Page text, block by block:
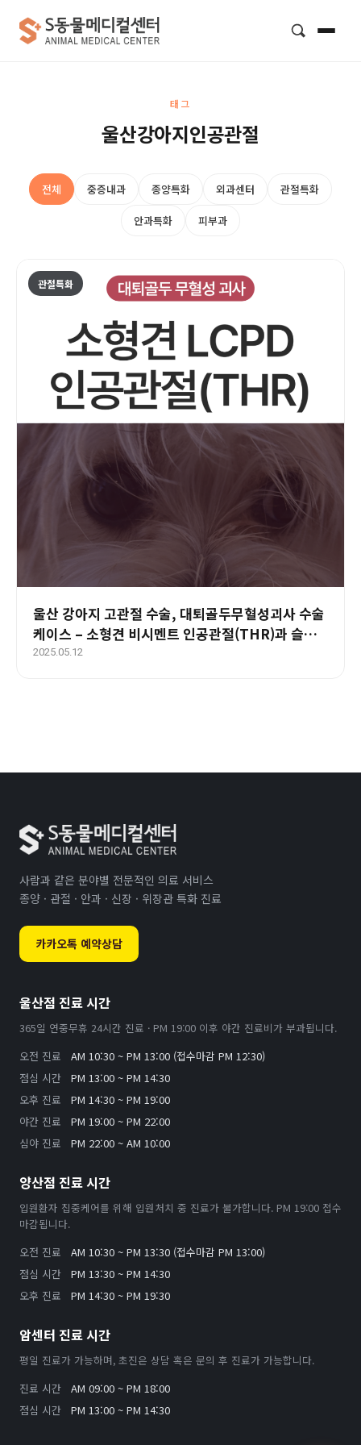
태그
울산강아지인공관절
전체 중증내과 종양특화 외과센터 관절특화
안과특화 피부과
관절특화
울산 강아지 고관절 수술, 대퇴골두무혈성괴사 수술
케이스 – 소형견 비시멘트 인공관절(THR)과 슬개
골탈구 동시 치료
2025.05.12
사람과 같은 분야별 전문적인 의료 서비스
종양 · 관절 · 안과 · 신장 · 위장관 특화 진료
카카오톡 예약상담
울산점 진료 시간
365일 연중무휴 24시간 진료 · PM 19:00 이후 야간 진료비가 부과됩니다.
오전 진료
AM 10:30 ~ PM 13:00 (접수마감 PM 12:30)
점심 시간
PM 13:00 ~ PM 14:30
오후 진료
PM 14:30 ~ PM 19:00
야간 진료
PM 19:00 ~ PM 22:00
심야 진료
PM 22:00 ~ AM 10:00
양산점 진료 시간
입원환자 집중케어를 위해 입원처치 중 진료가 불가합니다. PM 19:00 접수
마감됩니다.
오전 진료
AM 10:30 ~ PM 13:30 (접수마감 PM 13:00)
점심 시간
PM 13:30 ~ PM 14:30
오후 진료
PM 14:30 ~ PM 19:30
암센터 진료 시간
평일 진료가 가능하며, 초진은 상담 혹은 문의 후 진료가 가능합니다.
진료 시간
AM 09:00 ~ PM 18:00
점심 시간
PM 13:00 ~ PM 14:30